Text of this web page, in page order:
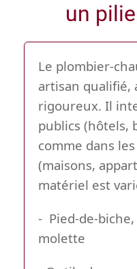
un
Le plombier-
artisan qualifié,
rigoureux. Il
publics (hôtels,
comme dans
(maisons,
matériel est
- Pied-de-
molette